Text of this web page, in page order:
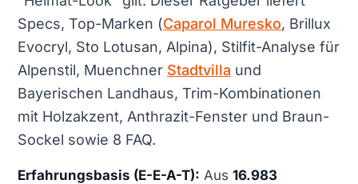
Specs, Top-Marken (Caparol Muresko, Brillux
Evocryl, Sto Lotusan, Alpina), Stilfit-Analyse für
Alpenstil, Muenchner Stadtvilla und
Bayerischen Landhaus, Trim-Kombinationen
mit Holzakzent, Anthrazit-Fenster und Braun-
Sockel sowie 8 FAQ.
Erfahrungsbasis (E-E-A-T): Aus 16.983